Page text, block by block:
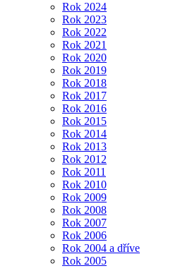
Rok 2024
Rok 2023
Rok 2022
Rok 2021
Rok 2020
Rok 2019
Rok 2018
Rok 2017
Rok 2016
Rok 2015
Rok 2014
Rok 2013
Rok 2012
Rok 2011
Rok 2010
Rok 2009
Rok 2008
Rok 2007
Rok 2006
Rok 2004 a dříve
Rok 2005